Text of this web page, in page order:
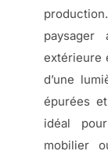
paysager
extérieure
d’une
épurées
idéal
mobilier